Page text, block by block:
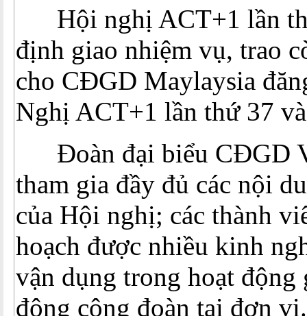
Hội nghị ACT+1 lần
định giao nhiệm vụ, trao
cho CĐGD Maylaysia
Nghị ACT+1 lần thứ 37
Đoàn đại biểu CĐGD
tham gia đầy đủ các nội
của Hội nghị; các thành
hoạch được nhiều kinh
vận dụng trong hoạt động
động công đoàn tại đơn